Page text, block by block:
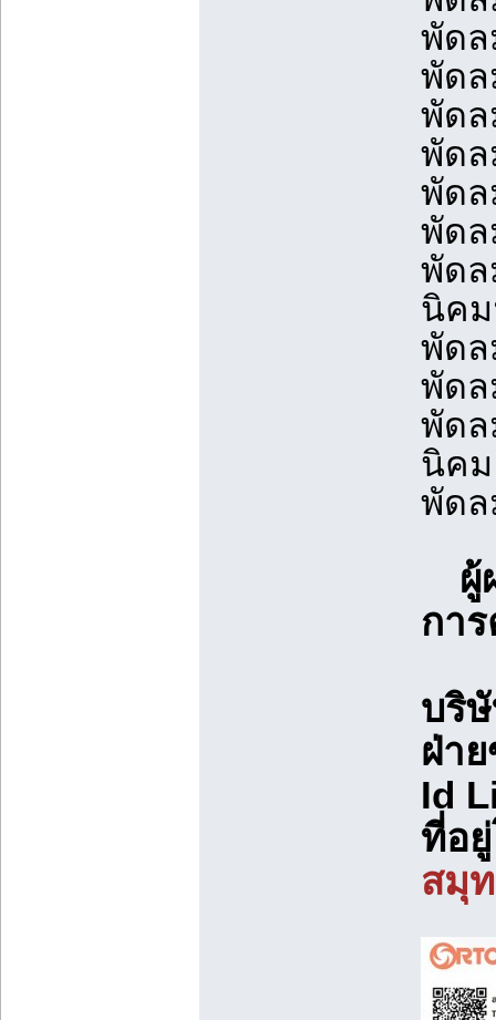
พัดล
พัดล
พัดล
พัดล
พัดล
พัดล
พัดล
นิค
พัดล
พัด
พัดล
นิค
พัดล
ผู้
กา
บริ
ฝ่า
Id
ที่อ
สมุ